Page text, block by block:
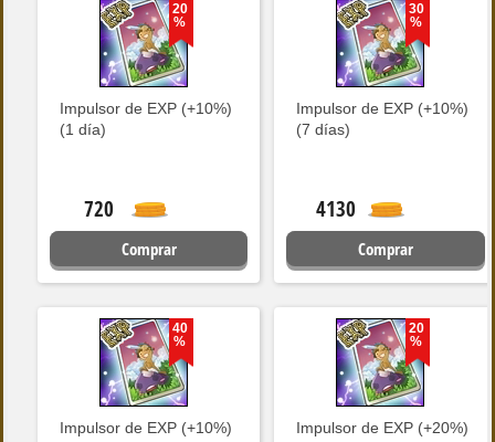
20
%
Impulsor de EXP (+10%)
(1 día)
720
Comprar
30
%
Impulsor de EXP (+10%)
(7 días)
4130
Comprar
40
%
Impulsor de EXP (+10%)
20
%
Impulsor de EXP (+20%)